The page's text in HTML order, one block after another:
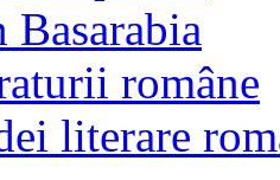
române
literare